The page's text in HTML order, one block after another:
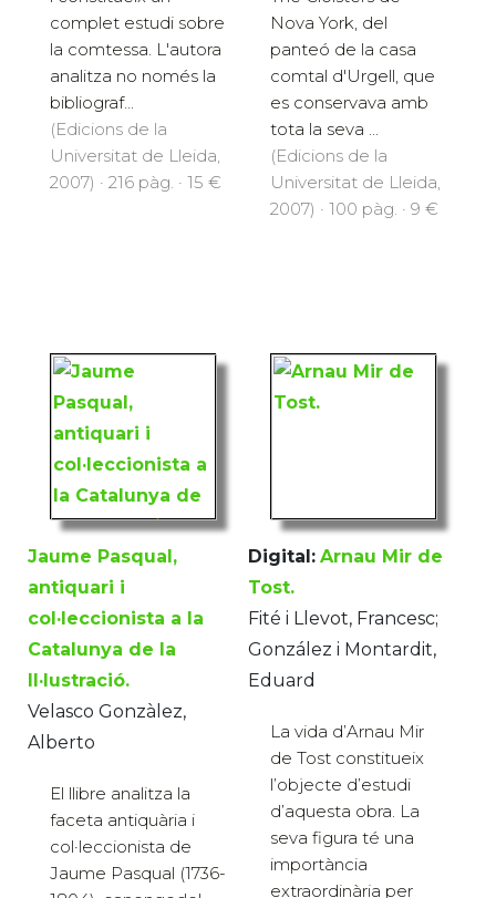
complet estudi sobre
la comtessa. L'autora
analitza no només la
bibliograf...
(Edicions de la
Universitat de Lleida,
2007) · 216 pàg. · 15 €
Nova York, del
panteó de la casa
comtal d'Urgell, que
es conservava amb
tota la seva ...
(Edicions de la
Universitat de Lleida,
2007) · 100 pàg. · 9 €
Jaume Pasqual,
antiquari i
col·leccionista a la
Catalunya de la
Il·lustració.
Velasco Gonzàlez,
Alberto
El llibre analitza la
faceta antiquària i
col·leccionista de
Jaume Pasqual (1736-
Digital: Arnau Mir de
Tost.
Fité i Llevot, Francesc;
González i Montardit,
Eduard
La vida d’Arnau Mir
de Tost constitueix
l’objecte d’estudi
d’aquesta obra. La
seva figura té una
importància
extraordinària per